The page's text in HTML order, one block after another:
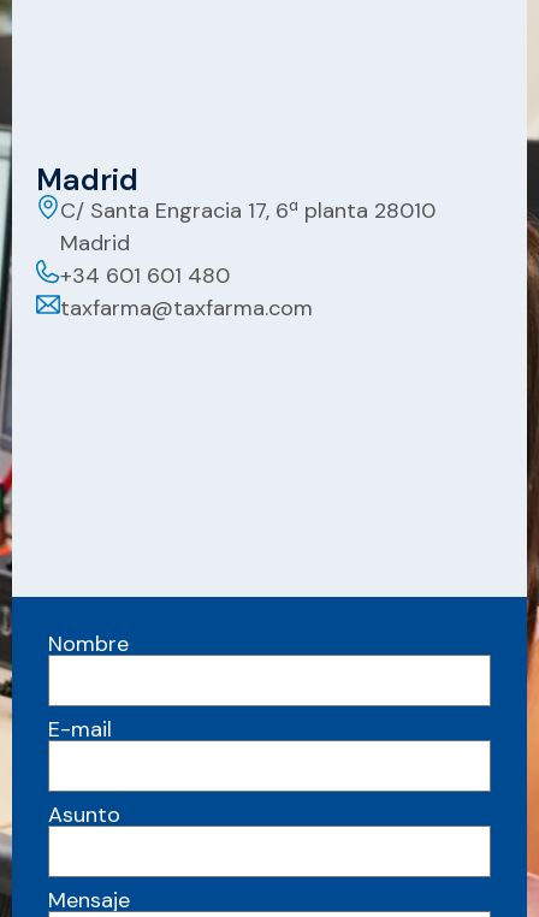
Madrid
C/ Santa Engracia 17, 6ª planta 28010
Madrid
+34 601 601 480
taxfarma@taxfarma.com
Nombre
E-mail
Asunto
Mensaje